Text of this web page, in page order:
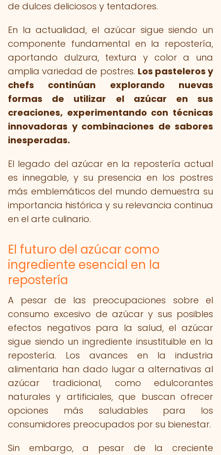
de dulces deliciosos y tentadores.
En la actualidad, el azúcar sigue siendo un
componente fundamental en la repostería,
aportando dulzura, textura y color a una
amplia variedad de postres. Los pasteleros y
chefs continúan explorando nuevas
formas de utilizar el azúcar en sus
creaciones, experimentando con técnicas
innovadoras y combinaciones de sabores
inesperadas.
El legado del azúcar en la repostería actual
es innegable, y su presencia en los postres
más emblemáticos del mundo demuestra su
importancia histórica y su relevancia continua
en el arte culinario.
El futuro del azúcar como
ingrediente esencial en la
repostería
A pesar de las preocupaciones sobre el
consumo excesivo de azúcar y sus posibles
efectos negativos para la salud, el azúcar
sigue siendo un ingrediente insustituible en la
repostería. Los avances en la industria
alimentaria han dado lugar a alternativas al
azúcar tradicional, como edulcorantes
naturales y artificiales, que buscan ofrecer
opciones más saludables para los
consumidores preocupados por su bienestar.
Sin embargo, a pesar de la creciente